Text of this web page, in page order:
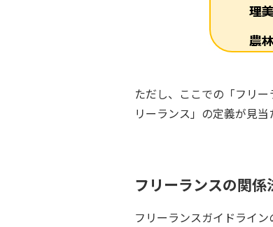
ただし、ここでの「フリ
リーランス」の定義が見
フリーランスの関係
フリーランスガイドライ